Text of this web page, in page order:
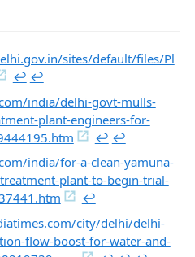
sites/default/files/Pl
↩︎ ↩︎
india/delhi-govt-mulls-
plant-engineers-for-
↩︎ ↩︎
india/for-a-clean-yamuna-
plant-to-begin-trial-
↩︎
city/delhi/delhi-
flow-boost-for-water-and-